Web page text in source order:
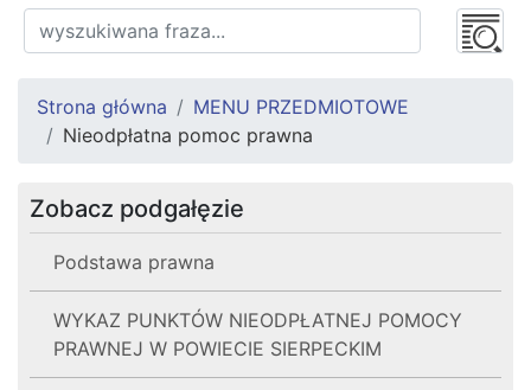
Strona główna
MENU PRZEDMIOTOWE
Nieodpłatna pomoc prawna
Zobacz podgałęzie
Podstawa prawna
WYKAZ PUNKTÓW NIEODPŁATNEJ POMOCY
PRAWNEJ W POWIECIE SIERPECKIM